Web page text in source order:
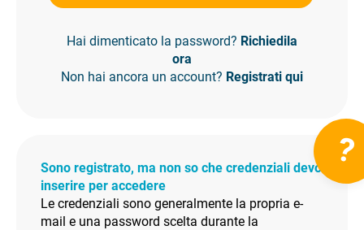
Hai dimenticato la password? Richiedila
ora
Non hai ancora un account? Registrati qui
?
Sono registrato, ma non so che credenziali devo
inserire per accedere
Le credenziali sono generalmente la propria e-
mail e una password scelta durante la